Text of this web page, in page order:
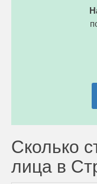
Сколько
лица в